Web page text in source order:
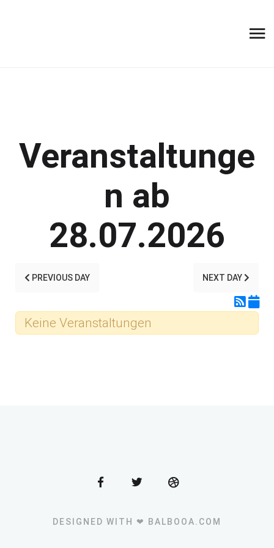
Veranstaltunge
n ab
28.07.2026
PREVIOUS DAY NEXT DAY
Keine Veranstaltungen
DESIGNED WITH ❤ BALBOOA.COM